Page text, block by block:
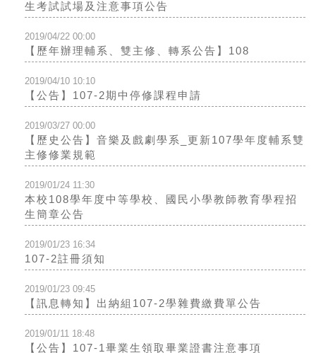
生考試試場及注意事項公告
2019/04/22 00:00
【歷年辦理輔系、雙主修、轉系公告】108
2019/04/10 10:10
【公告】107-2期中停修課程申請
2019/03/27 00:00
【歷史公告】音樂及戲劇學系_更新107學年度輔系雙
主修修業規範
2019/01/24 11:30
本校108學年度中等學校、國民小學教師教育學程招
生簡章公告
2019/01/23 16:34
107-2註冊須知
2019/01/23 09:45
【訊息轉知】出納組107-2學雜費繳費單公告
2019/01/11 18:48
【公告】107-1畢業生領取畢業證書注意事項